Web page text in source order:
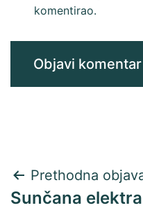
komentirao.
Navigacija
Prethodna
Sunčana